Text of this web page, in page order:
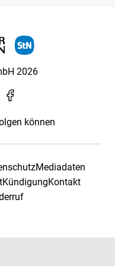
2026
können
Mediadaten
KündigungKontakt